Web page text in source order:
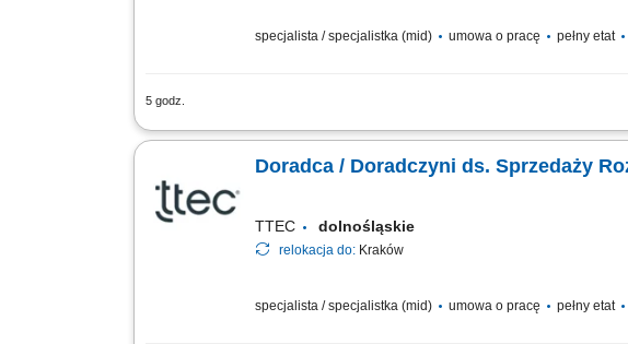
specjalista / specjalistka (mid) umowa o pracę pełny etat
5 godz.
Twój obszar odpowiedzialności: Budowanie długofalowych,
Doradca / Doradczyni ds. Sprzedaży
TTEC dolnośląskie
relokacja do: Kraków
specjalista / specjalistka (mid) umowa o pracę pełny etat